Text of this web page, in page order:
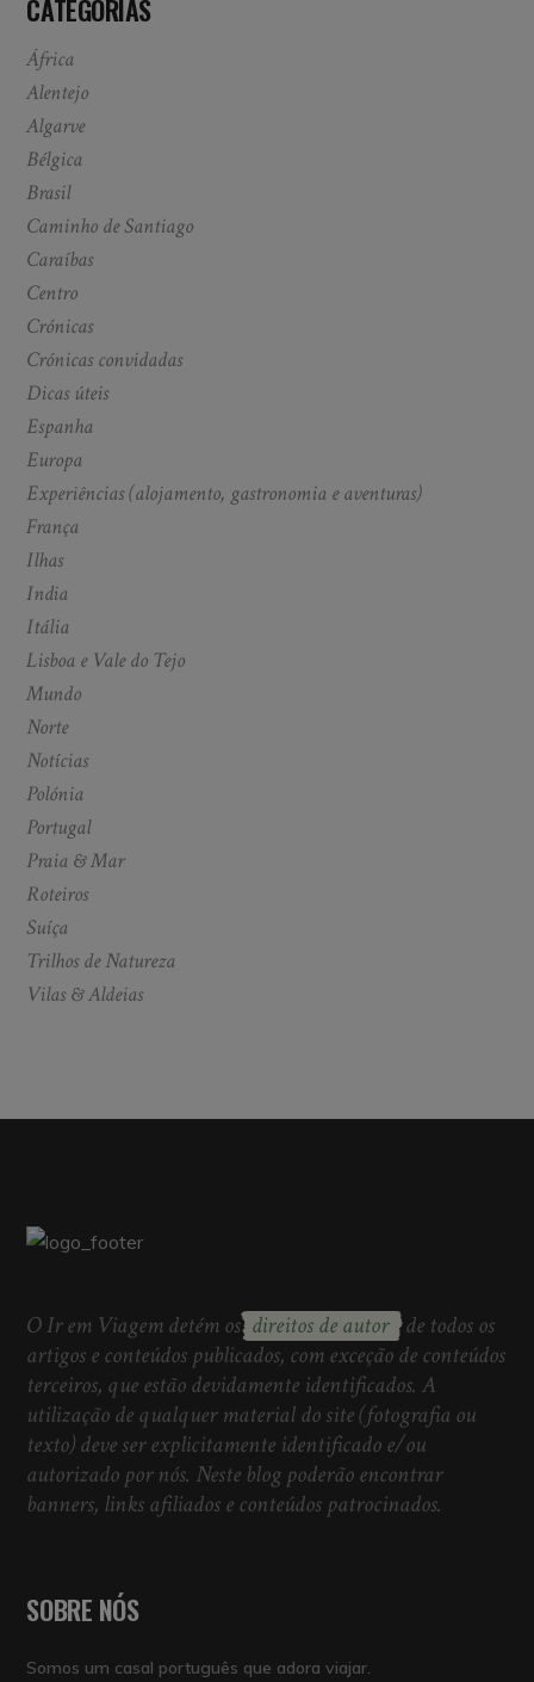
CATEGORIAS
África
Alentejo
Algarve
Bélgica
Brasil
Caminho de Santiago
Caraíbas
Centro
Crónicas
Crónicas convidadas
Dicas úteis
Espanha
Europa
Experiências (alojamento, gastronomia e aventuras)
França
Ilhas
India
Itália
Lisboa e Vale do Tejo
Mundo
Norte
Notícias
Polónia
Portugal
Praia & Mar
Roteiros
Suíça
Trilhos de Natureza
Vilas & Aldeias
O Ir em Viagem detém os direitos de autor de todos os
artigos e conteúdos publicados, com exceção de conteúdos
terceiros, que estão devidamente identificados. A
utilização de qualquer material do site (fotografia ou
texto) deve ser explicitamente identificado e/ou
autorizado por nós. Neste blog poderão encontrar
banners, links afiliados e conteúdos patrocinados.
SOBRE NÓS
Somos um casal português que adora viajar.